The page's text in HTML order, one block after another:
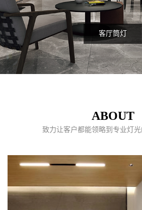
客厅筒灯
ABOUT
致力让客户都能领略到专业灯